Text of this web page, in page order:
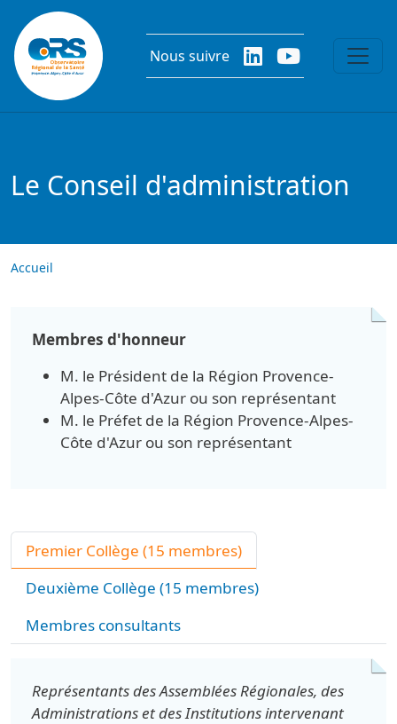
Aller au contenu principal
Nous suivre
Le Conseil d'administration
Accueil
Membres d'honneur
M. le Président de la Région Provence-
Alpes-Côte d'Azur ou son représentant
M. le Préfet de la Région Provence-Alpes-
Côte d'Azur ou son représentant
Premier Collège (15 membres)
Deuxième Collège (15 membres)
Membres consultants
Représentants des Assemblées Régionales, des
Administrations et des Institutions intervenant